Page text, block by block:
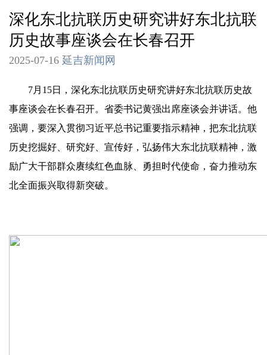
深化东北抗联历史研究讲好东北抗联
历史故事座谈会在长春召开
2025-07-16 延吉新闻网
7月15日，深化东北抗联历史研究讲好东北抗联历史故
事座谈会在长春召开。省委书记黄强出席座谈会并讲话。他
强调，要深入贯彻习近平总书记重要指示精神，把东北抗联
历史挖掘好、研究好、宣传好，弘扬伟大东北抗联精神，激
励广大干部群众赓续红色血脉、勇担时代使命，奋力推动东
北全面振兴取得新突破。